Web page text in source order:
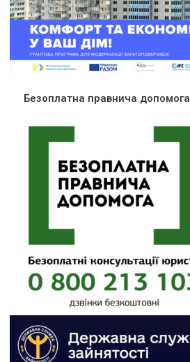
Безоплатна правнича допомога